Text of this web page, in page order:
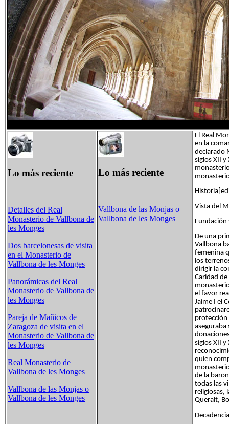
Lo más reciente
Detalles del Real
Monasterio de Vallbona de
les Monges
Dos barcelonesas de visita
en el Monasterio de
Vallbona de les Monges
Panorámicas del Real
Monasterio de Vallbona de
les Monges
Pareja de Mañicos de
Zaragoza de visita en el
Monasterio de Vallbona de
les Monges
Real Monasterio de
Vallbona de les Monges
Vallbona de las Monjas o
Vallbona de les Monges
Lo más reciente
Vallbona de las Monjas o
Vallbona de les Monges
El Real
en la
declarado
siglos XII
Vista del
De una
Vallbona
femenina
los
dirigir la
Caridad
el favor
Jaime I el
protección
aseguraba
siglos XII
quien
de la
todas las
religiosas,
Queralt,